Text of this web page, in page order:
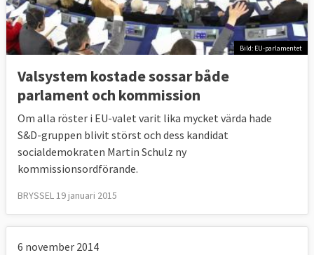
Bild: EU-parlamentet
Valsystem kostade sossar både
parlament och kommission
Om alla röster i EU-valet varit lika mycket värda hade
S&D-gruppen blivit störst och dess kandidat
socialdemokraten Martin Schulz ny
kommissionsordförande.
BRYSSEL 19 januari 2015
6 november 2014